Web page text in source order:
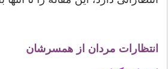
انتظارات مردان از همسرشان